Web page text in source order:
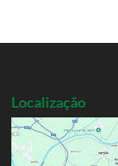
Localização